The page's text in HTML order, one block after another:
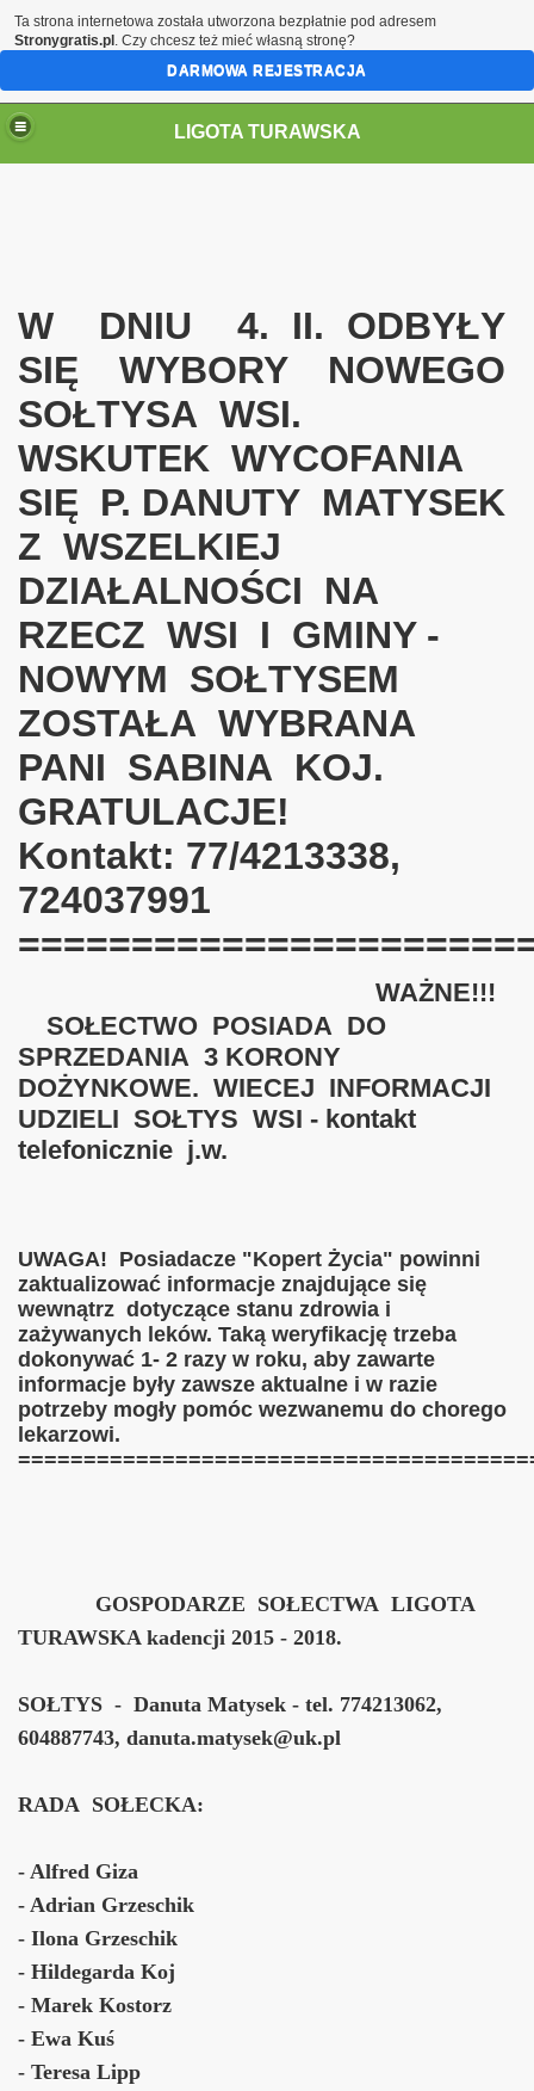
LIGOTA TURAWSKA
W DNIU 4. II. ODBYŁY
SIĘ WYBORY NOWEGO
SOŁTYSA WSI.
WSKUTEK WYCOFANIA
SIĘ P. DANUTY MATYSEK
Z WSZELKIEJ
DZIAŁALNOŚCI NA
RZECZ WSI I GMINY -
NOWYM SOŁTYSEM
ZOSTAŁA WYBRANA
PANI SABINA KOJ.
GRATULACJE!
Kontakt: 77/4213338,
724037991
WAŻNE!!!
SOŁECTWO POSIADA DO
SPRZEDANIA 3 KORONY
DOŻYNKOWE. WIECEJ INFORMACJI
UDZIELI SOŁTYS WSI - kontakt
telefonicznie j.w.
UWAGA! Posiadacze "Kopert Życia" powinni
zaktualizować informacje znajdujące się
wewnątrz dotyczące stanu zdrowia i
zażywanych leków. Taką weryfikację trzeba
dokonywać 1- 2 razy w roku, aby zawarte
informacje były zawsze aktualne i w razie
potrzeby mogły pomóc wezwanemu do chorego
lekarzowi.
GOSPODARZE SOŁECTWA LIGOTA
TURAWSKA kadencji 2015 - 2018.
SOŁTYS - Danuta Matysek - tel. 774213062,
604887743, danuta.matysek@uk.pl
RADA SOŁECKA:
- Alfred Giza
- Adrian Grzeschik
- Ilona Grzeschik
- Hildegarda Koj
- Marek Kostorz
- Ewa Kuś
- Teresa Lipp
Ta strona internetowa została utworzona bezpłatnie pod adresem
Stronygratis.pl . Czy chcesz też mieć własną stronę?
DARMOWA REJESTRACJA